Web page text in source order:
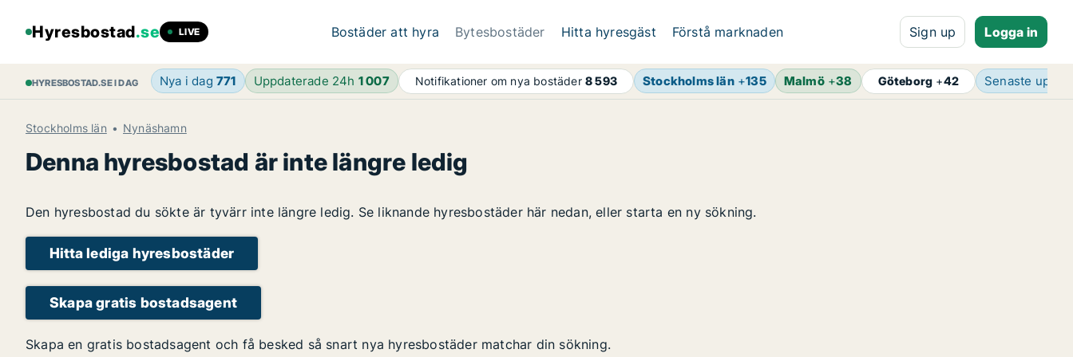
Hyresbostad.se LIVE Bostäder att hyra Bytesbostäder Hitta hyresgäst Förstå marknaden Sign up Logga in
HYRESBOSTAD.SE I DAG Nya i dag 771 Uppdaterade 24h 1 007 Notifikationer om nya bostäder8 593 Stockholms län+135 Malmö+38 Göteborg +42 Senaste
Stockholms län Nynäshamn
Denna hyresbostad är inte längre ledig
Den hyresbostad du sökte är tyvärr inte längre ledig. Se liknande hyresbostäder här nedan, eller starta en ny sökning.
Hitta lediga hyresbostäder
Skapa gratis bostadsagent
Skapa en gratis bostadsagent och få besked så snart nya hyresbostäder matchar din sökning.